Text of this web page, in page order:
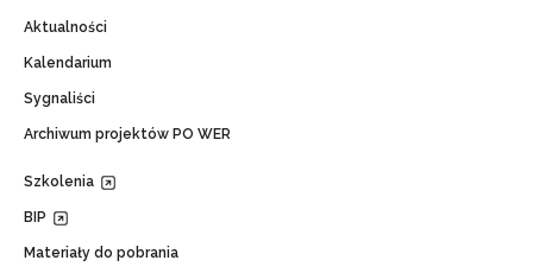
Aktualności
Kalendarium
Sygnaliści
Archiwum projektów PO WER
Szkolenia
BIP
Materiały do pobrania